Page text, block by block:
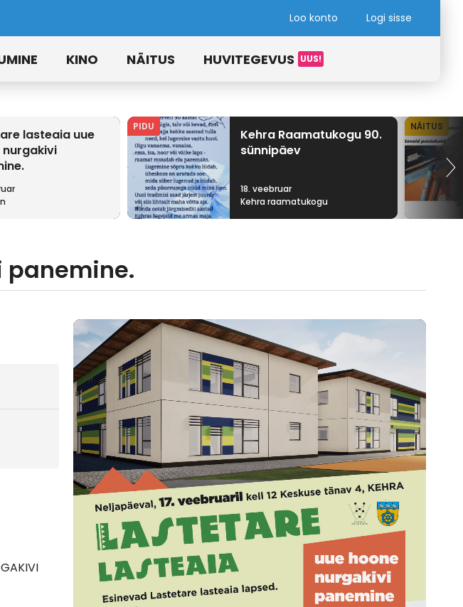
Loo konto Logi sisse
KINO NÄITUS HUVITEGEVUS
lasteaia uue
nurgakivi
PIDU
Kehra Raamatukogu 90.
sünnipäev
18. veebruar
Kehra raamatukogu
NÄITUS
panemine.